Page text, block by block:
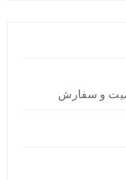
و سفارش